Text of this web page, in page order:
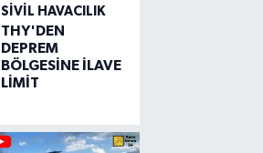
SIVIL HAVACILIK
THY'DEN
DEPREM
BÖLGESİNE İLAVE
LİMİT